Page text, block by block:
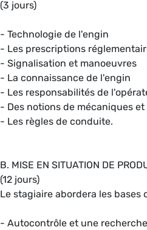
(3 jours)
- Technologie de l'engin
- Les prescriptions
- Signalisation et manoeuvres
- La connaissance de l'engin
- Les responsabilités de
- Des notions de mécaniques
- Les règles de conduite.
B. MISE EN SITUATION DE
(12 jours)
Le stagiaire abordera les
- Autocontrôle et une